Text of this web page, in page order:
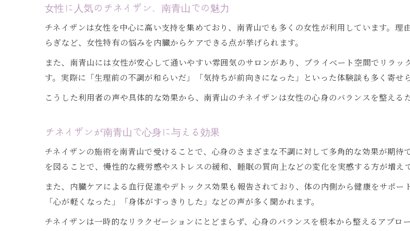
チネイザンがもたらす健康維持の効果
女性に人気のチネイザン、南青山での魅力
チネイザンは女性を中心に高い支持を集めており、南青山でも多くの女性が利用しています。
らぎなど、女性特有の悩みを内臓からケアできる点が挙げられます。
また、南青山には女性が安心して通いやすい雰囲気のサロンがあり、プライベート空間でリラ
す。実際に「生理前の不調が和らいだ」「気持ちが前向きになった」といった体験談も多く寄せら
こうした利用者の声や具体的な効果から、南青山のチネイザンは女性の心身のバランスを整える
チネイザンが南青山で心身に与える効果
チネイザンの施術を南青山で受けることで、心身のさまざまな不調に対して多角的な効果が期
を図ることで、慢性的な疲労感やストレスの緩和、睡眠の質向上などの変化を実感する方が増えて
また、内臓ケアによる血行促進やデトックス効果も報告されており、体の内側から健康をサポ
「心が軽くなった」「身体がすっきりした」などの声が多く聞かれます。
チネイザンは一時的なリラクゼーションにとどまらず、心身のバランスを根本から整えるアプロ